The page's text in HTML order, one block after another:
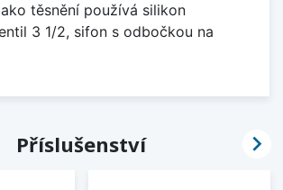
těsnění používá silikon
3 1/2, sifon s odbočkou na
Příslušenství 